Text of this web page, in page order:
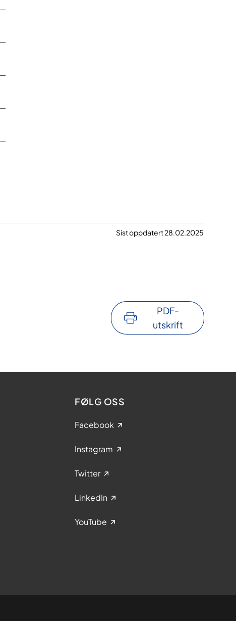
Sist oppdatert 28.02.2025
PDF-
utskrift
FØLG OSS
Facebook
Instagram
Twitter
LinkedIn
YouTube